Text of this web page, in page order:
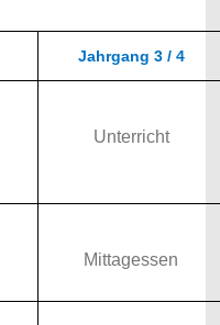
Jahrgang 3 / 4
Unterricht
Mittagessen